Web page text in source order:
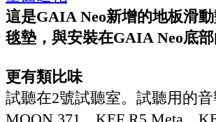
這是GAIA Neo新增的地板滑
毯墊，與安裝在GAIA Neo底部
更有類比味
試聽在2號試聽室。試聽用的